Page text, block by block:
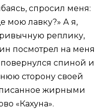
спросил меня:
мою лавку?» А я,
реплику,
посмотрел на меня
спиной и
сторону своей
жирными
«Кахуна».